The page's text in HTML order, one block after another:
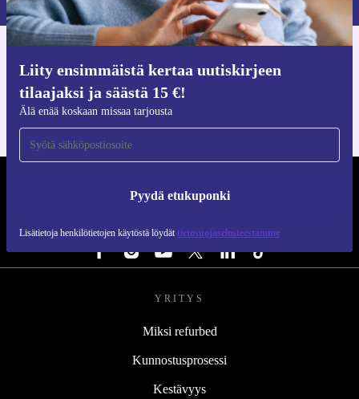
Liity ensimmäistä kertaa uutiskirjeen
tilaajaksi ja säästä 15 €!
Älä enää koskaan missaa tarjousta
Pyydä etukuponki
Lisätietoja henkilötietojen käytöstä löydät tietosuojaselosteestamme
iOS:lle ja Androidille
YRITYS
Miksi refurbed
Kunnostusprosessi
Kestävyys